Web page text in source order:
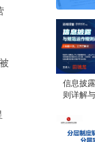
信息披
则详解